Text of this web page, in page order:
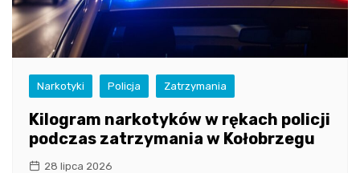
Narkotyki Policja Zatrzymania
Kilogram narkotyków w rękach policji
podczas zatrzymania w Kołobrzegu
28 lipca 2026